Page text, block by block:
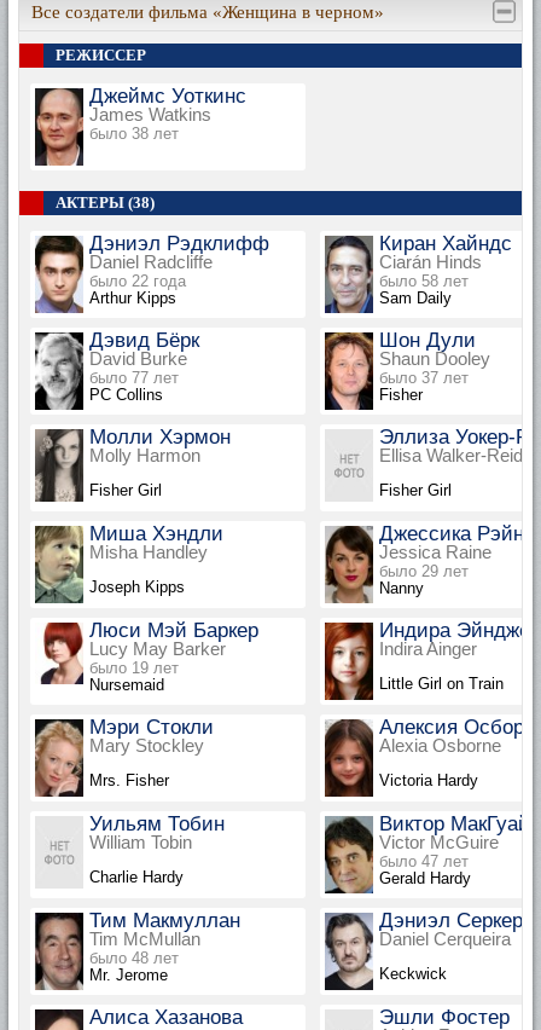
Все создатели фильма «Женщина в черном»
РЕЖИССЕР
Джеймс Уоткинс
James Watkins
было 38 лет
АКТЕРЫ (38)
Дэниэл Рэдклифф
Daniel Radcliffe
было 22 года
Arthur Kipps
Киран Хайндс
Ciarán Hinds
было 58 лет
Sam Daily
Дэвид Бёрк
David Burke
было 77 лет
PC Collins
Шон Дули
Shaun Dooley
было 37 лет
Fisher
Молли Хэрмон
Molly Harmon
Fisher Girl
Эллиза Уокер-
Ellisa Walker-Reid
Fisher Girl
Миша Хэндли
Misha Handley
Joseph Kipps
Джессика Рэйн
Jessica Raine
было 29 лет
Nanny
Люси Мэй Баркер
Lucy May Barker
было 19 лет
Nursemaid
Индира Эйнджер
Indira Ainger
Little Girl on Train
Мэри Стокли
Mary Stockley
Mrs. Fisher
Алексия Осборн
Alexia Osborne
Victoria Hardy
Уильям Тобин
William Tobin
Charlie Hardy
Виктор МакГуайр
Victor McGuire
было 47 лет
Gerald Hardy
Тим Макмуллан
Tim McMullan
было 48 лет
Mr. Jerome
Дэниэл Серкера
Daniel Cerqueira
Keckwick
Алиса Хазанова Эшли Фостер